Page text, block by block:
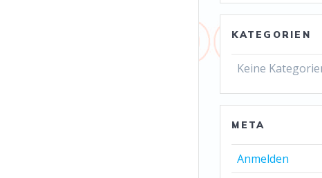
KATEGORIEN
Keine
META
Anmelden